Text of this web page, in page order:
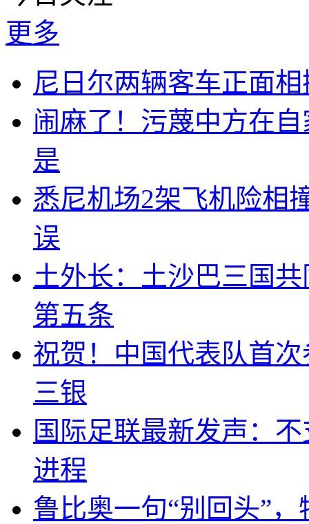
更多
尼日尔两辆客车正面
闹麻了！污蔑中方在
是
悉尼机场2架飞机险相
误
土外长：土沙巴三国
第五条
祝贺！中国代表队首
三银
国际足联最新发声：
进程
鲁比奥一句“别回头”